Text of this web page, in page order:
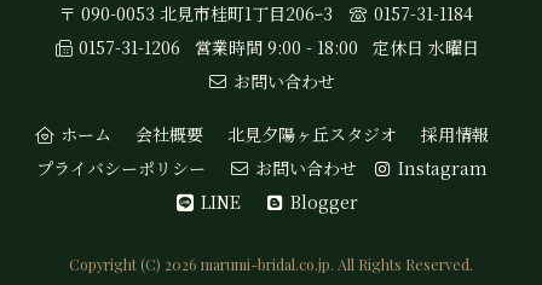
〒 090-0053 北見市桂町1丁目206ｰ3
0157-31-1184
0157-31-1206
営業時間 9:00 - 18:00
定休日 水曜日
お問い合わせ
ホーム 会社概要 北見夕陽ヶ丘スタジオ
採用情報
プライバシーポリシー
お問い合わせ
Instagram
LINE
Blogger
Copyright (C) 2026 marumi-bridal.co.jp. All Rights Reserved.